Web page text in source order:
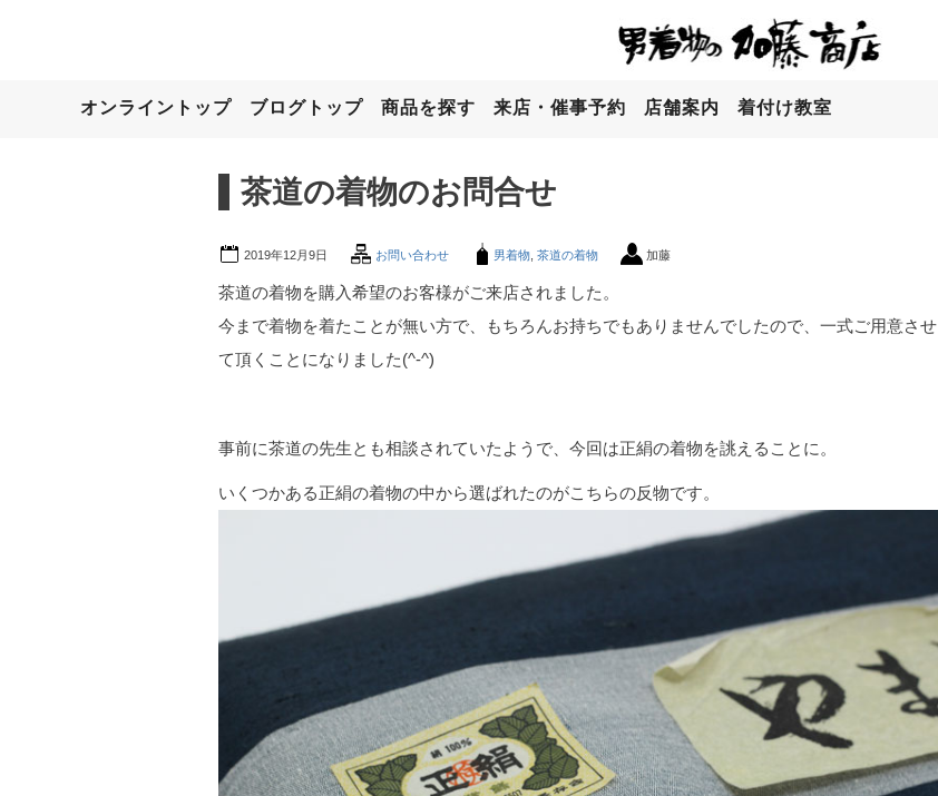
オンライントップ ブログトップ 商品を探す 来店・催事予約 店舗案内 着付け教室
茶道の着物のお問合せ
2019年12月9日 お問い合わせ 男着物, 茶道の着物 加藤
茶道の着物を購入希望のお客様がご来店されました。
今まで着物を着たことが無い方で、もちろんお持ちでもありませんでしたので、一式ご用意させ
て頂くことになりました(^-^)
事前に茶道の先生とも相談されていたようで、今回は正絹の着物を誂えることに。
いくつかある正絹の着物の中から選ばれたのがこちらの反物です。